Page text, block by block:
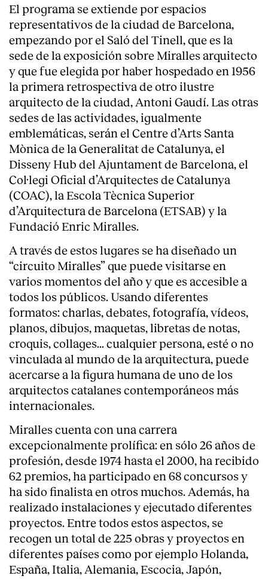
El programa se extiende por espacios
representativos de la ciudad de Barcelona,
empezando por el Saló del Tinell, que es la
sede de la exposición sobre Miralles arquitecto
y que fue elegida por haber hospedado en 1956
la primera retrospectiva de otro ilustre
arquitecto de la ciudad, Antoni Gaudí. Las otras
sedes de las actividades, igualmente
emblemáticas, serán el Centre d’Arts Santa
Mònica de la Generalitat de Catalunya, el
Disseny Hub del Ajuntament de Barcelona, el
Col·legi Oficial d’Arquitectes de Catalunya
(COAC), la Escola Tècnica Superior
d’Arquitectura de Barcelona (ETSAB) y la
Fundació Enric Miralles.
A través de estos lugares se ha diseñado un
“circuito Miralles” que puede visitarse en
varios momentos del año y que es accesible a
todos los públicos. Usando diferentes
formatos: charlas, debates, fotografía, vídeos,
planos, dibujos, maquetas, libretas de notas,
croquis, collages... cualquier persona, esté o no
vinculada al mundo de la arquitectura, puede
acercarse a la figura humana de uno de los
arquitectos catalanes contemporáneos más
internacionales.
Miralles cuenta con una carrera
excepcionalmente prolífica: en sólo 26 años de
profesión, desde 1974 hasta el 2000, ha recibido
62 premios, ha participado en 68 concursos y
ha sido finalista en otros muchos. Además, ha
realizado instalaciones y ejecutado diferentes
proyectos. Entre todos estos aspectos, se
recogen un total de 225 obras y proyectos en
diferentes países como por ejemplo Holanda,
España, Italia, Alemania, Escocia, Japón,